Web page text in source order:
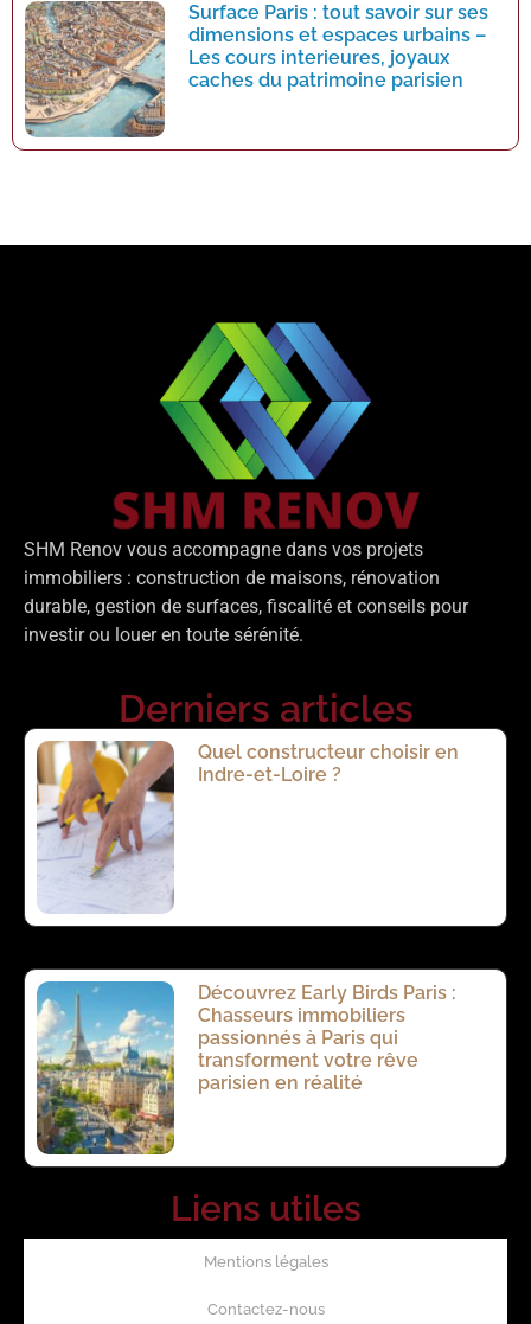
Surface Paris : tout savoir sur ses
dimensions et espaces urbains –
Les cours interieures, joyaux
caches du patrimoine parisien
SHM Renov vous accompagne dans vos projets
immobiliers : construction de maisons, rénovation
durable, gestion de surfaces, fiscalité et conseils pour
investirou loueren toute sérénité.
Derniers articles
Quel constructeur choisir en
Indre-et-Loire ?
Découvrez Early Birds Paris :
Chasseurs immobiliers
passionnés à Paris qui
transforment votre rêve
parisien en réalité
Liens utiles
Mentions légales
Contactez-nous